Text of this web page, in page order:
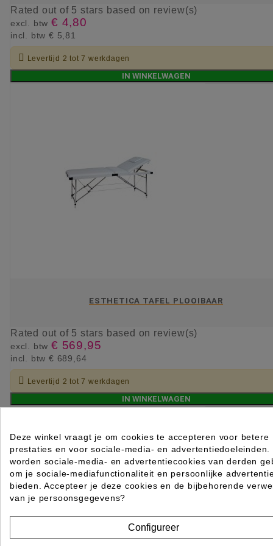
Rated out of 5 stars based on review(s)
excl. btw € 4,80
incl. btw € 5,81
 Levertijd 2 tot 7 werkdagen
IN WINKELWAGEN
ESTHETICA TAFEL PLOOIBAAR
Rated out of 5 stars based on review(s)
excl. btw € 569,95
incl. btw € 689,64
 Levertijd 2 tot 7 werkdagen
IN WINKELWAGEN
Deze winkel vraagt je om cookies te accepteren voor betere
prestaties en voor sociale-media- en advertentiedoeleinden.
worden sociale-media- en advertentiecookies van derden
om je sociale-mediafunctionaliteit en persoonlijke
bieden. Accepteer je deze cookies en de bijbehorende
van je persoonsgegevens?
Configureer